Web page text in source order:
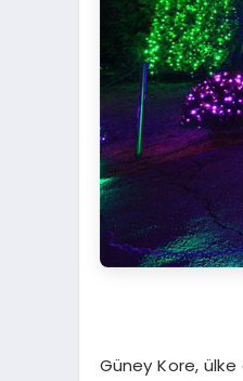
Güney Kore,